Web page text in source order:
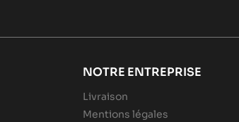
NOTRE ENTREPRISE
Livraison
Mentions légales